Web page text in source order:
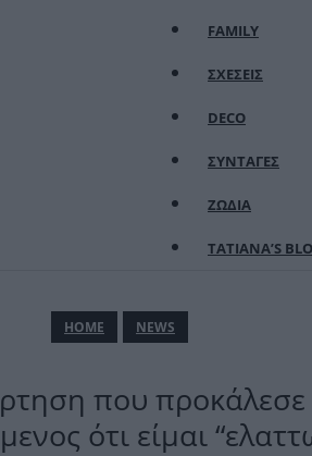
FAMILY
ΣΧΕΣΕΙΣ
DECO
ΣΥΝΤΑΓΕΣ
ΖΩΔΙΑ
TATIANA’S
ΗΟΜΕ NEWS
που
ότι είμαι